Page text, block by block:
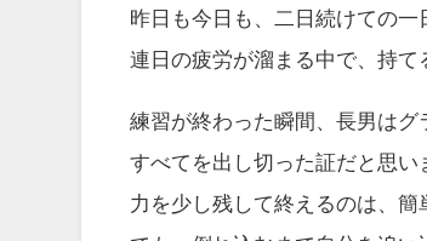
昨日も今日も、二日続けての一
連日の疲労が溜まる中で、持て
練習が終わった瞬間、長男はグ
すべてを出し切った証だと思い
力を少し残して終えるのは、簡